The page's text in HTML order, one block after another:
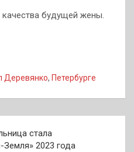
качества будущей жены.
Деревянко, Петербурге
стала
2023 года